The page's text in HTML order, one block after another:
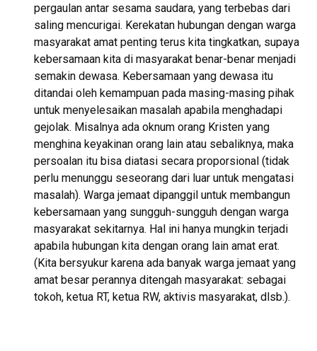
pergaulan antar sesama saudara, yang terbebas dari
saling mencurigai. Kerekatan hubungan dengan warga
masyarakat amat penting terus kita tingkatkan, supaya
kebersamaan kita di masyarakat benar-benar menjadi
semakin dewasa. Kebersamaan yang dewasa itu
ditandai oleh kemampuan pada masing-masing pihak
untuk menyelesaikan masalah apabila menghadapi
gejolak. Misalnya ada oknum orang Kristen yang
menghina keyakinan orang lain atau sebaliknya, maka
persoalan itu bisa diatasi secara proporsional (tidak
perlu menunggu seseorang dari luar untuk mengatasi
masalah). Warga jemaat dipanggil untuk membangun
kebersamaan yang sungguh-sungguh dengan warga
masyarakat sekitarnya. Hal ini hanya mungkin terjadi
apabila hubungan kita dengan orang lain amat erat.
(Kita bersyukur karena ada banyak warga jemaat yang
amat besar perannya ditengah masyarakat: sebagai
tokoh, ketua RT, ketua RW, aktivis masyarakat, dlsb.).